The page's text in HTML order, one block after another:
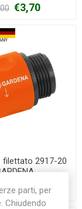
€3,70
filettato 2917-20
€6,50parti, per
Chiudendo